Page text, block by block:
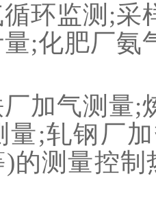
环监测;采
;化肥厂氨
加气测量;
量;轧钢厂
的测量控